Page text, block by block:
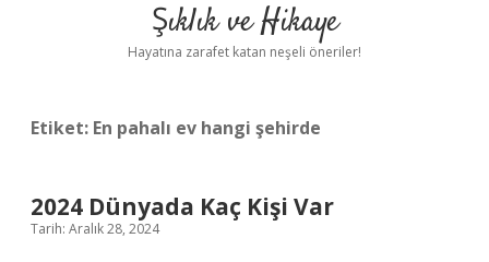
Yasal Uyarı
Şıklık ve Hikaye
Hayatına zarafet katan neşeli öneriler!
Etiket: En pahalı ev hangi şehirde
2024 Dünyada Kaç Kişi Var
Tarih: Aralık 28, 2024